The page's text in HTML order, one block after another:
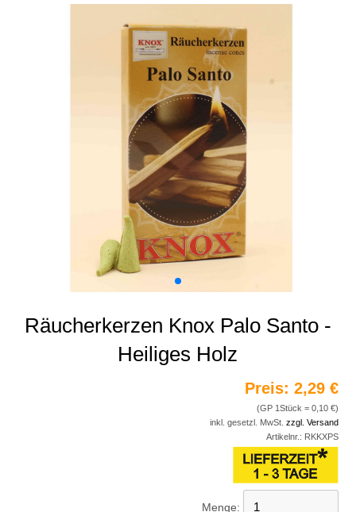
Räucherkerzen Knox Palo Santo -
Heiliges Holz
Preis: 2,29 €
(GP 1Stück = 0,10 €)
inkl. gesetzl. MwSt. zzgl. Versand
Artikelnr.: RKKXPS
Menge: